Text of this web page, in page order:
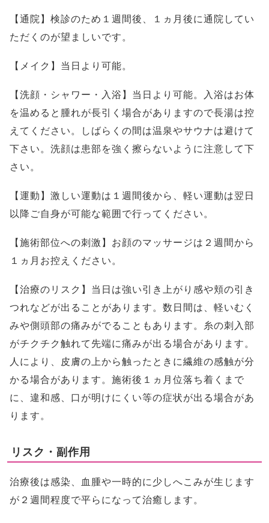
【通院】検診のため１週間後、１ヵ月後に通院してい
ただくのが望ましいです。
【メイク】当日より可能。
【洗顔・シャワー・入浴】当日より可能。入浴はお体
を温めると腫れが長引く場合がありますので長湯は控
えてください。しばらくの間は温泉やサウナは避けて
下さい。洗顔は患部を強く擦らないように注意して下
さい。
【運動】激しい運動は１週間後から、軽い運動は翌日
以降ご自身が可能な範囲で行ってください。
【施術部位への刺激】お顔のマッサージは２週間から
１ヵ月お控えください。
【治療のリスク】当日は強い引き上がり感や頬の引き
つれなどが出ることがあります。数日間は、軽いむく
みや側頭部の痛みがでることもあります。糸の刺入部
がチクチク触れて先端に痛みが出る場合があります。
人により、皮膚の上から触ったときに繊維の感触が分
かる場合があります。施術後１ヵ月位落ち着くまで
に、違和感、口が明けにくい等の症状が出る場合があ
ります。
リスク・副作用
治療後は感染、血腫や一時的に少しへこみが生じます
が２週間程度で平らになって治癒します。